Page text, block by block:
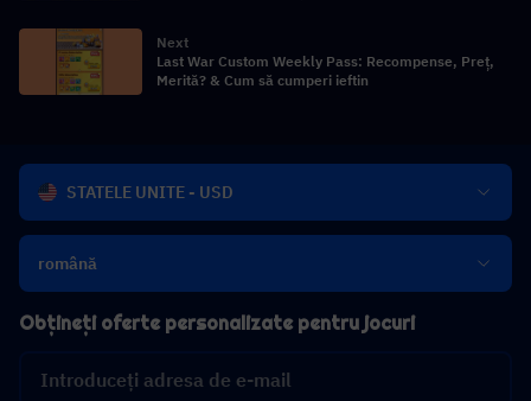
Next
Last War Custom Weekly Pass: Recompense, Preț,
Merită? & Cum să cumperi ieftin
STATELE UNITE - USD
română
Obțineți oferte personalizate pentru jocuri